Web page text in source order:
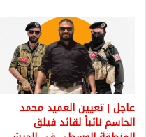
عاجل | تعيين العميد محمد
الجاسم نائباً لقائد فيلق